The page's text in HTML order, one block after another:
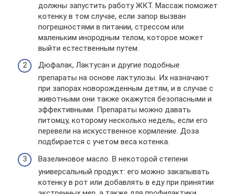
должны запустить работу ЖКТ. Массаж поможет
котенку в том случае, если запор вызван
погрешностями в питании, стрессом или
маленьким инородным телом, которое может
выйти естественным путем.
Дюфалак, Лактусан и другие подобные
препараты на основе лактулозы. Их назначают
при запорах новорожденным детям, и в случае с
животными они также окажутся безопасными и
эффективными. Препараты можно давать
питомцу, которому несколько недель, если его
перевели на искусственное кормление. Доза
подбирается с учетом веса котенка.
Вазелиновое масло. В некоторой степени
универсальный продукт: его можно закапывать
котенку в рот или добавлять в еду при принятии